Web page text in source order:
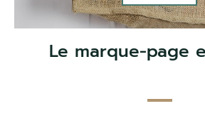
Le marque-page